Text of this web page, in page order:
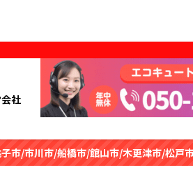
社
/館山市/木更津市/松戸市/野田市/茂原市